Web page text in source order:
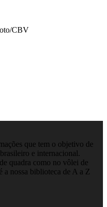
CBV
que tem o objetivo de
e internacional.
quadra como no vôlei de
a nossa biblioteca de A a Z